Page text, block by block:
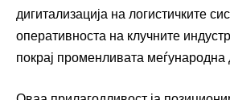
дигитализација на логистичките
оперативноста на клучните
покрај променливата меѓународна